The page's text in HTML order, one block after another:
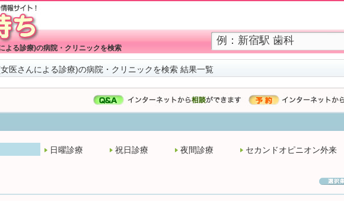
よる診療)の病院・クリニックを検索
医さんによる診療)の病院・クリニックを検索 結果一覧
日曜診療 祝日診療 夜間診療
セカンドオピニオン外来